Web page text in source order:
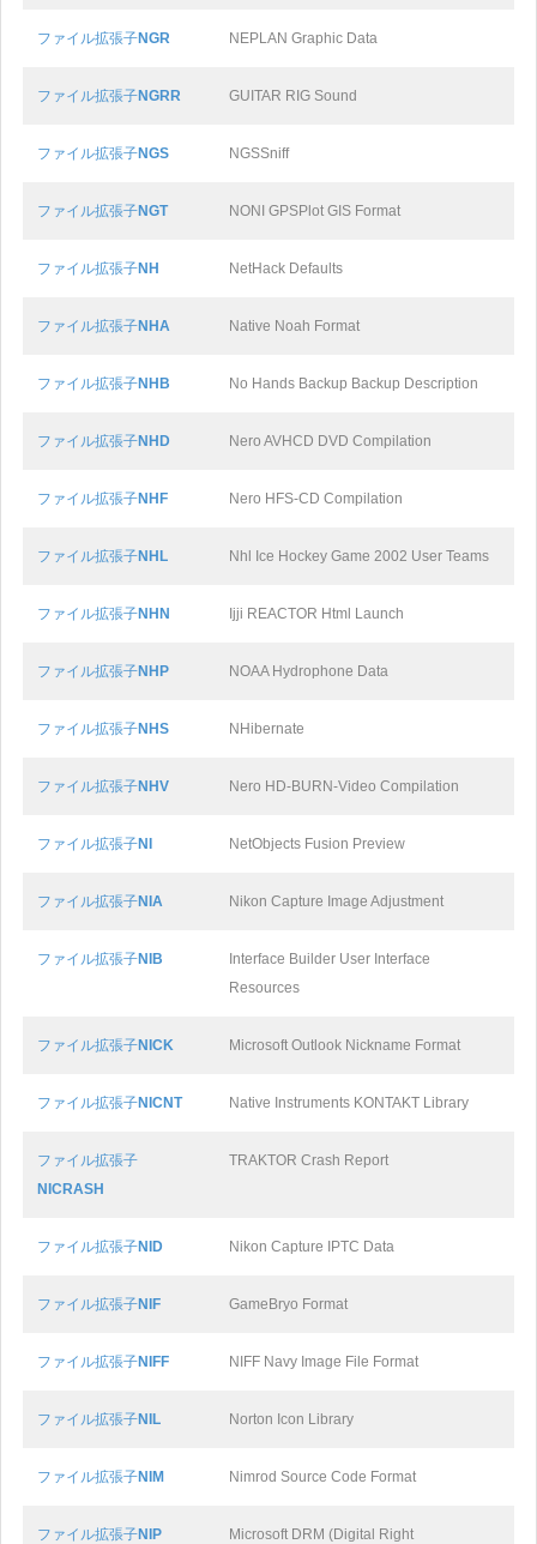
ファイル拡張子NGR NEPLAN Graphic Data
ファイル拡張子NGRR GUITAR RIG Sound
ファイル拡張子NGS NGSSniff
ファイル拡張子NGT NONI GPSPlot GIS Format
ファイル拡張子NH NetHack Defaults
ファイル拡張子NHA Native Noah Format
ファイル拡張子NHB No Hands Backup Backup Description
ファイル拡張子NHD Nero AVHCD DVD Compilation
ファイル拡張子NHF Nero HFS-CD Compilation
ファイル拡張子NHL Nhl Ice Hockey Game 2002 User Teams
ファイル拡張子NHN Ijji REACTOR Html Launch
ファイル拡張子NHP NOAA Hydrophone Data
ファイル拡張子NHS NHibernate
ファイル拡張子NHV Nero HD-BURN-Video Compilation
ファイル拡張子NI NetObjects Fusion Preview
ファイル拡張子NIA Nikon Capture Image Adjustment
ファイル拡張子NIB
Interface Builder User Interface
Resources
ファイル拡張子NICK Microsoft Outlook Nickname Format
ファイル拡張子NICNT Native Instruments KONTAKT Library
ファイル拡張子
NICRASH
TRAKTOR Crash Report
ファイル拡張子NID Nikon Capture IPTC Data
ファイル拡張子NIF GameBryo Format
ファイル拡張子NIFF NIFF Navy Image File Format
ファイル拡張子NIL Norton Icon Library
ファイル拡張子NIM Nimrod Source Code Format
ファイル拡張子NIP
Microsoft DRM (Digital Right